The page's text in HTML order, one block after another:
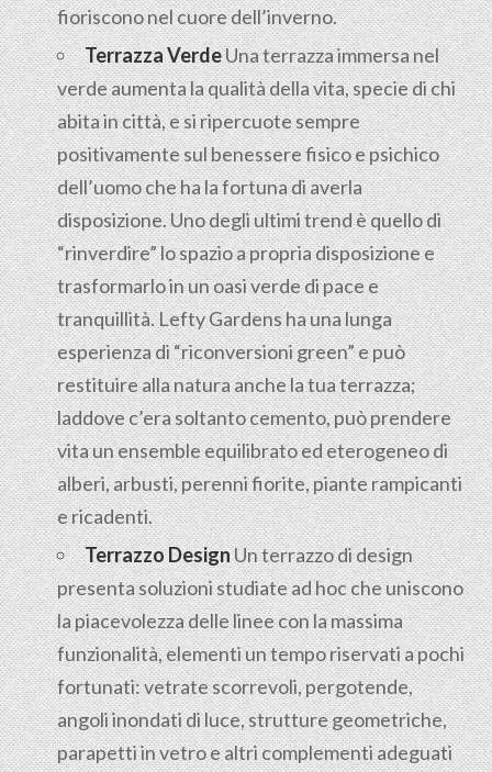
fioriscono nel cuore dell’inverno.
Terrazza VerdeUna terrazza immersa nel
verde aumenta la qualità della vita, specie di chi
abita in città, e si ripercuote sempre
positivamente sul benessere fisico e psichico
dell’uomo che ha la fortuna di averla
disposizione. Uno degli ultimi trend è quello di
“rinverdire” lo spazio a propria disposizione e
trasformarlo in un oasi verde di pace e
tranquillità. Lefty Gardens ha una lunga
esperienza di “riconversioni green” e può
restituire alla natura anche la tua terrazza;
laddove c’era soltanto cemento, può prendere
vita un ensemble equilibrato ed eterogeneo di
alberi, arbusti, perenni fiorite, piante rampicanti
e ricadenti.
Terrazzo DesignUn terrazzo di design
presenta soluzioni studiate ad hoc che uniscono
la piacevolezza delle linee con la massima
funzionalità, elementi un tempo riservati a pochi
fortunati: vetrate scorrevoli, pergotende,
angoli inondati di luce, strutture geometriche,
parapetti in vetro e altri complementi adeguati